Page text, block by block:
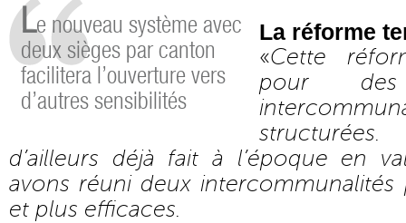
Le nouveau système avec
deux sièges par canton
facilitera l’ouverture vers
d’autres sensibilités
La réforme
«Cette
pour
d’ailleurs déjà fait à l’époque en
avons réuni deux
et plus efficaces.